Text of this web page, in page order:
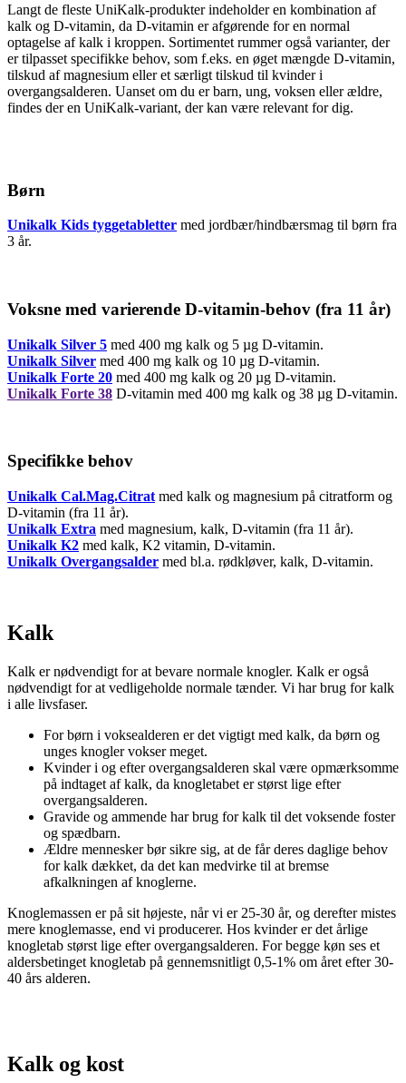
Langt de fleste UniKalk-produkter indeholder en kombination af
kalk og D-vitamin, da D-vitamin er afgørende for en normal
optagelse af kalk i kroppen. Sortimentet rummer også varianter, der
er tilpasset specifikke behov, som f.eks. en øget mængde D-vitamin,
tilskud af magnesium eller et særligt tilskud til kvinder i
overgangsalderen. Uanset om du er barn, ung, voksen eller ældre,
findes der en UniKalk-variant, der kan være relevant for dig.
Børn
Unikalk Kids tyggetabletter med jordbær/hindbærsmag til børn fra
3 år.
Voksne med varierende D-vitamin-behov (fra 11 år)
Unikalk Silver 5 med 400 mg kalk og 5 µg D-vitamin.
Unikalk Silver med 400 mg kalk og 10 µg D-vitamin.
Unikalk Forte 20 med 400 mg kalk og 20 µg D-vitamin.
Unikalk Forte 38 D-vitamin med 400 mg kalk og 38 µg D-vitamin.
Specifikke behov
Unikalk Cal.Mag.Citrat med kalk og magnesium på citratform og
D-vitamin (fra 11 år).
Unikalk Extra med magnesium, kalk, D-vitamin (fra 11 år).
Unikalk K2 med kalk, K2 vitamin, D-vitamin.
Unikalk Overgangsalder med bl.a. rødkløver, kalk, D-vitamin.
Kalk
Kalk er nødvendigt for at bevare normale knogler. Kalk er også
nødvendigt for at vedligeholde normale tænder. Vi har brug for kalk
i alle livsfaser.
For børn i voksealderen er det vigtigt med kalk, da børn og
unges knogler vokser meget.
Kvinder i og efter overgangsalderen skal være opmærksomme
på indtaget af kalk, da knogletabet er størst lige efter
overgangsalderen.
Gravide og ammende har brug for kalk til det voksende foster
og spædbarn.
Ældre mennesker bør sikre sig, at de får deres daglige behov
for kalk dækket, da det kan medvirke til at bremse
afkalkningen af knoglerne.
Knoglemassen er på sit højeste, når vi er 25-30 år, og derefter mistes
mere knoglemasse, end vi producerer. Hos kvinder er det årlige
knogletab størst lige efter overgangsalderen. For begge køn ses et
aldersbetinget knogletab på gennemsnitligt 0,5-1% om året efter 30-
40 års alderen.
Kalk og kost